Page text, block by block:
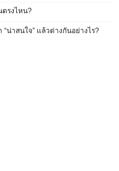
ตรงไหน?
“น่าสนใจ” แล้วต่างกันอย่างไร?